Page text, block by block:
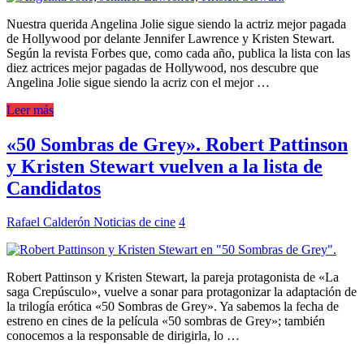
Nuestra querida Angelina Jolie sigue siendo la actriz mejor pagada
de Hollywood por delante Jennifer Lawrence y Kristen Stewart.
Según la revista Forbes que, como cada año, publica la lista con las
diez actrices mejor pagadas de Hollywood, nos descubre que
Angelina Jolie sigue siendo la acriz con el mejor …
Leer más
«50 Sombras de Grey». Robert Pattinson
y Kristen Stewart vuelven a la lista de
Candidatos
Rafael Calderón Noticias de cine 4
Robert Pattinson y Kristen Stewart, la pareja protagonista de «La
saga Crepúsculo», vuelve a sonar para protagonizar la adaptación de
la trilogía erótica «50 Sombras de Grey». Ya sabemos la fecha de
estreno en cines de la película «50 sombras de Grey»; también
conocemos a la responsable de dirigirla, lo …